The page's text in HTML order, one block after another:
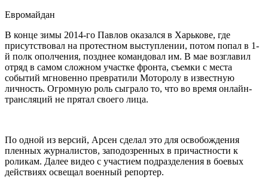
Евромайдан
В конце зимы 2014-го Павлов оказался в Харькове, где
присутствовал на протестном выступлении, потом попал в 1-
й полк ополчения, позднее командовал им. В мае возглавил
отряд в самом сложном участке фронта, съемки с места
событий мгновенно превратили Моторолу в известную
личность. Огромную роль сыграло то, что во время онлайн-
трансляций не прятал своего лица.
По одной из версий, Арсен сделал это для освобождения
пленных журналистов, заподозренных в причастности к
роликам. Далее видео с участием подразделения в боевых
действиях освещал военный репортер.